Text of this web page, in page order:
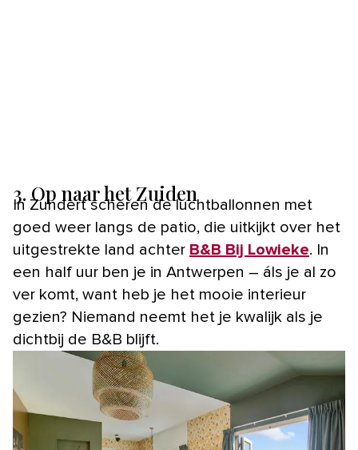
3. Op naar het Zuiden
In Zundert scheren de luchtballonnen met
goed weer langs de patio, die uitkijkt over het
uitgestrekte land achter B&B Bij Lowieke. In
een half uur ben je in Antwerpen – áls je al zo
ver komt, want heb je het mooie interieur
gezien? Niemand neemt het je kwalijk als je
dichtbij de B&B blijft.